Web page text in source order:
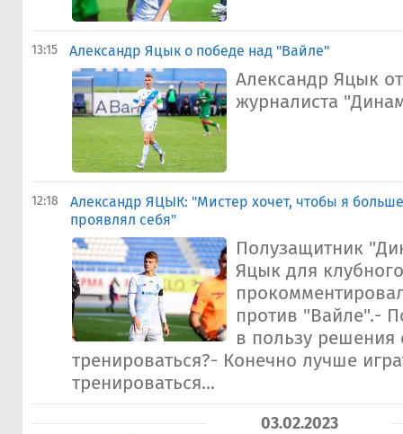
13:15 Александр Яцык о победе над "Вайле"
Александр Яцык
журналиста
12:18
Александр ЯЦЫК: "Мистер хочет, чтобы я
проявлял себя"
Полузащитник
Яцык для
против "Вайле".-
в пользу решения
тренироваться?- Конечно лучше
тренироваться...
03.02.2023